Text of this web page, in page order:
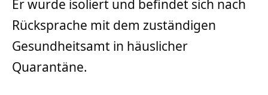
Er wurde isoliert und befindet sich nach
Rücksprache mit dem zuständigen
Gesundheitsamt in häuslicher
Quarantäne.